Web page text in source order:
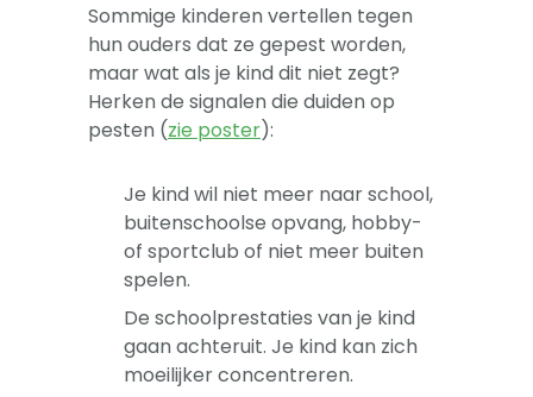
Sommige kinderen vertellen tegen
hun ouders dat ze gepest worden,
maar wat als je kind dit niet zegt?
Herken de signalen die duiden op
pesten (zie poster):
Je kind wil niet meer naar school,
buitenschoolse opvang, hobby-
of sportclub of niet meer buiten
spelen.
De schoolprestaties van je kind
gaan achteruit. Je kind kan zich
moeilijker concentreren.